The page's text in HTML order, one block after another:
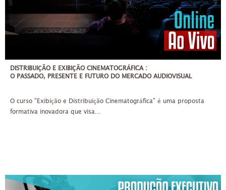
DISTRIBUIÇÃO E EXIBIÇÃO CINEMATOGRÁFICA :
O PASSADO, PRESENTE E FUTURO DO MERCADO AUDIOVISUAL
O curso "Exibição e Distribuição Cinematográfica" é uma proposta
formativa inovadora que visa...